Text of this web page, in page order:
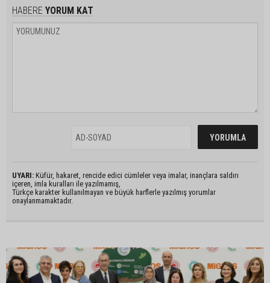
HABERE YORUM KAT
UYARI: Küfür, hakaret, rencide edici cümleler veya imalar, inançlara saldırı
içeren, imla kuralları ile yazılmamış,
Türkçe karakter kullanılmayan ve büyük harflerle yazılmış yorumlar
onaylanmamaktadır.